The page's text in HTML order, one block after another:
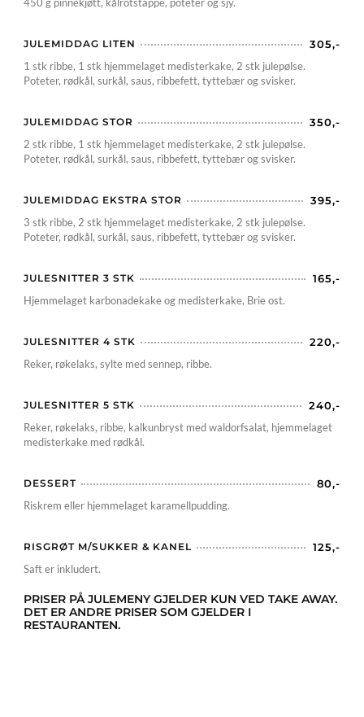
JULEMIDDAG LITEN
305,-
1 stk ribbe, 1 stk hjemmelaget medisterkake, 2 stk julepølse.
Poteter, rødkål, surkål, saus, ribbefett, tyttebær og svisker.
JULEMIDDAG STOR
350,-
2 stk ribbe, 1 stk hjemmelaget medisterkake, 2 stk julepølse.
Poteter, rødkål, surkål, saus, ribbefett, tyttebær og svisker.
JULEMIDDAG EKSTRA STOR
395,-
3 stk ribbe, 2 stk hjemmelaget medisterkake, 2 stk julepølse.
Poteter, rødkål, surkål, saus, ribbefett, tyttebær og svisker.
JULESNITTER 3 STK
165,-
Hjemmelaget karbonadekake og medisterkake, Brie ost.
JULESNITTER 4 STK
220,-
Reker, røkelaks, sylte med sennep, ribbe.
JULESNITTER 5 STK
240,-
Reker, røkelaks, ribbe, kalkunbryst med waldorfsalat, hjemmelaget
medisterkake med rødkål.
DESSERT
80,-
Riskrem eller hjemmelaget karamellpudding.
RISGRØT M/SUKKER & KANEL
125,-
Saft er inkludert.
PRISER PÅ JULEMENY GJELDER KUN VED TAKE AWAY.
DET ER ANDRE PRISER SOM GJELDER I
RESTAURANTEN.